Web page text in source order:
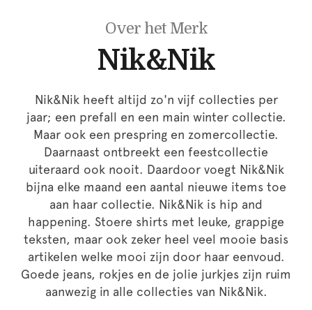
Over het Merk
Nik&Nik
Nik&Nik heeft altijd zo'n vijf collecties per
jaar; een prefall en een main winter collectie.
Maar ook een prespring en zomercollectie.
Daarnaast ontbreekt een feestcollectie
uiteraard ook nooit. Daardoor voegt Nik&Nik
bijna elke maand een aantal nieuwe items toe
aan haar collectie. Nik&Nik is hip and
happening. Stoere shirts met leuke, grappige
teksten, maar ook zeker heel veel mooie basis
artikelen welke mooi zijn door haar eenvoud.
Goede jeans, rokjes en de jolie jurkjes zijn ruim
aanwezig in alle collecties van Nik&Nik.